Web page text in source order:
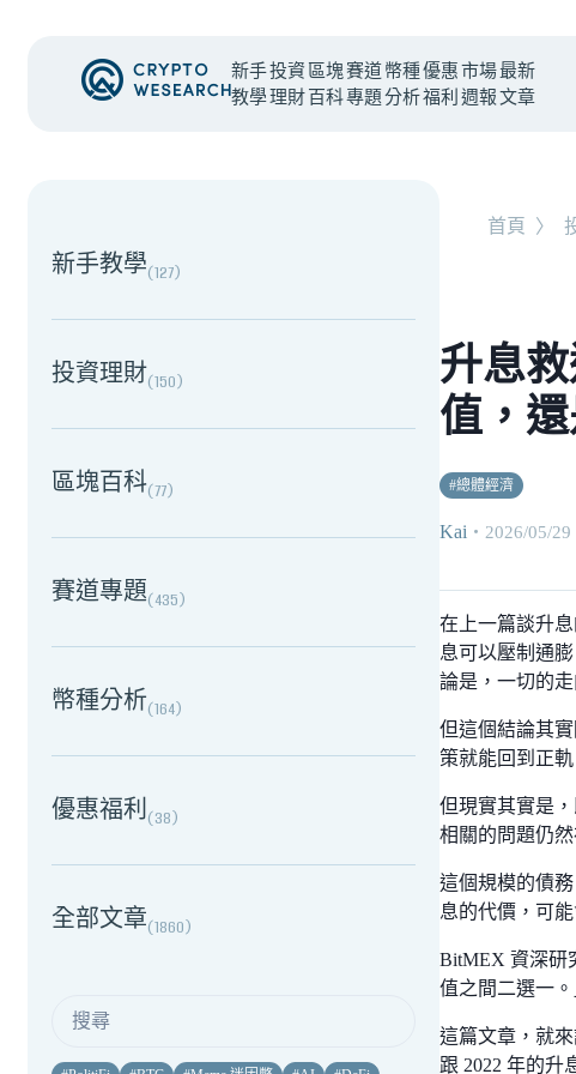
新手
教學
投資
理財
區塊
百科
賽道
專題
幣種
分析
優惠
福利
市場
週報
最新
文章
NEW EVENT
新手教學(127)
投資理財(150)
區塊百科(77)
賽道專題(435)
幣種分析(164)
優惠福利(38)
全部文章(1860)
首頁 〉
升息
值，還
#總體經濟
Kai ・ 2026/05/29
在上一篇談升
息可以壓制通
論是，一切的
但這個結論其
策就能回到正軌
但現實其實是
相關的問題仍然
這個規模的債
息的代價，可
BitMEX 資深研
值之間二選一。
這篇文章，就
跟 2022 年的升